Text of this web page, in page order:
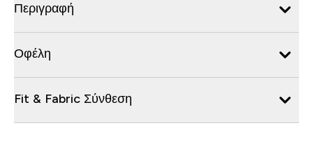
Περιγραφή
Οφέλη
Fit & Fabric Σύνθεση